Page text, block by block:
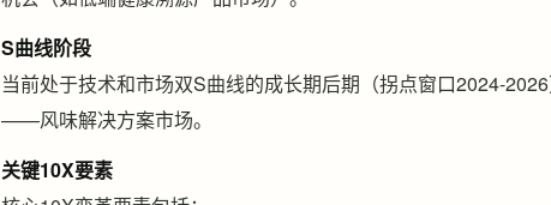
S曲线阶段
当前处于技术和市场双S曲线的成长期后期（拐点窗口2024-
——风味解决方案市场。
关键10X要素